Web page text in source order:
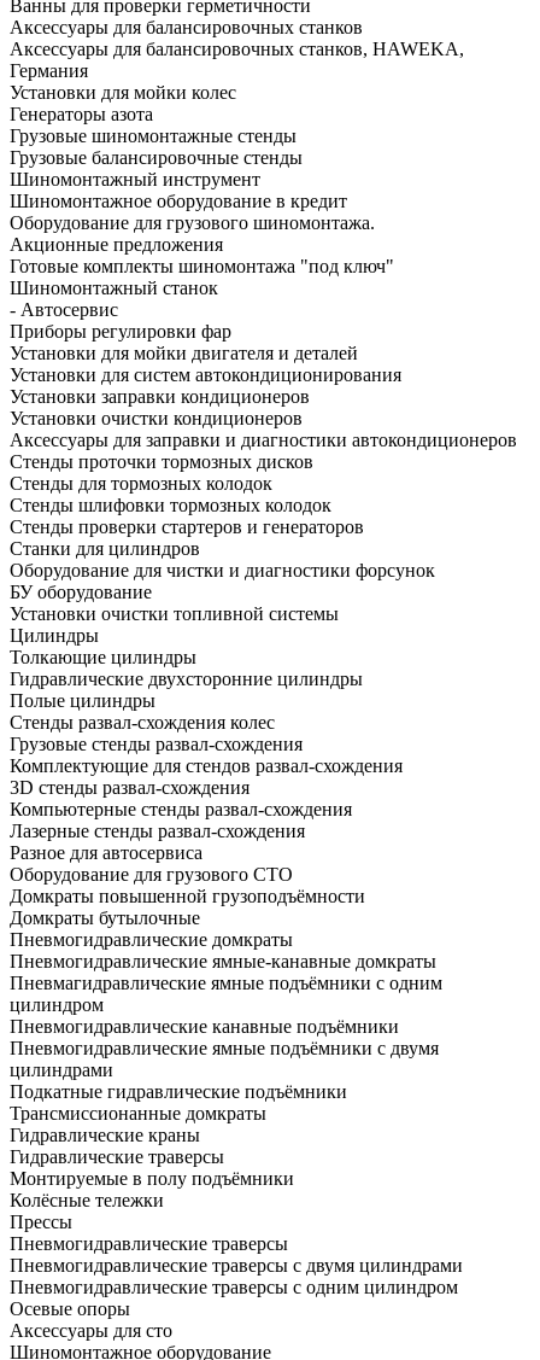
Ванны для проверки герметичности
Аксессуары для балансировочных станков
Аксессуары для балансировочных станков, HAWEKA,
Германия
Установки для мойки колес
Генераторы азота
Грузовые шиномонтажные стенды
Грузовые балансировочные стенды
Шиномонтажный инструмент
Шиномонтажное оборудование в кредит
Оборудование для грузового шиномонтажа.
Акционные предложения
Готовые комплекты шиномонтажа "под ключ"
Шиномонтажный станок
- Автосервис
Приборы регулировки фар
Установки для мойки двигателя и деталей
Установки для систем автокондиционирования
Установки заправки кондиционеров
Установки очистки кондиционеров
Аксессуары для заправки и диагностики автокондиционеров
Стенды проточки тормозных дисков
Стенды для тормозных колодок
Стенды шлифовки тормозных колодок
Стенды проверки стартеров и генераторов
Станки для цилиндров
Оборудование для чистки и диагностики форсунок
БУ оборудование
Установки очистки топливной системы
Цилиндры
Толкающие цилиндры
Гидравлические двухсторонние цилиндры
Полые цилиндры
Стенды развал-схождения колес
Грузовые стенды развал-схождения
Комплектующие для стендов развал-схождения
3D стенды развал-схождения
Компьютерные стенды развал-схождения
Лазерные стенды развал-схождения
Разное для автосервиса
Оборудование для грузового СТО
Домкраты повышенной грузоподъёмности
Домкраты бутылочные
Пневмогидравлические домкраты
Пневмогидравлические ямные-канавные домкраты
Пневмагидравлические ямные подъёмники с одним
цилиндром
Пневмогидравлические канавные подъёмники
Пневмогидравлические ямные подъёмники с двумя
цилиндрами
Подкатные гидравлические подъёмники
Трансмиссионанные домкраты
Гидравлические краны
Гидравлические траверсы
Монтируемые в полу подъёмники
Колёсные тележки
Прессы
Пневмогидравлические траверсы
Пневмогидравлические траверсы с двумя цилиндрами
Пневмогидравлические траверсы с одним цилиндром
Осевые опоры
Аксессуары для сто
Шиномонтажное оборудование